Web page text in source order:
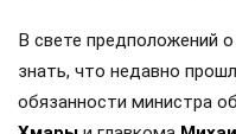
В свете предположений
знать, что недавно
обязанности министра